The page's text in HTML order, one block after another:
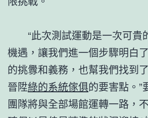
“此次測試運動是一次可貴
機遇，讓我們進一個步驟明白
的挑釁和義務，也幫我們找到
晉陞綠的系統傢俱的要害點。”
團隊將與全部場館運轉一路，